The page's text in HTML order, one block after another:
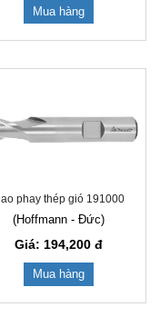
Mua hàng
phay thép gió 191000
(Hoffmann - Đức)
Giá: 194,200đ
Mua hàng